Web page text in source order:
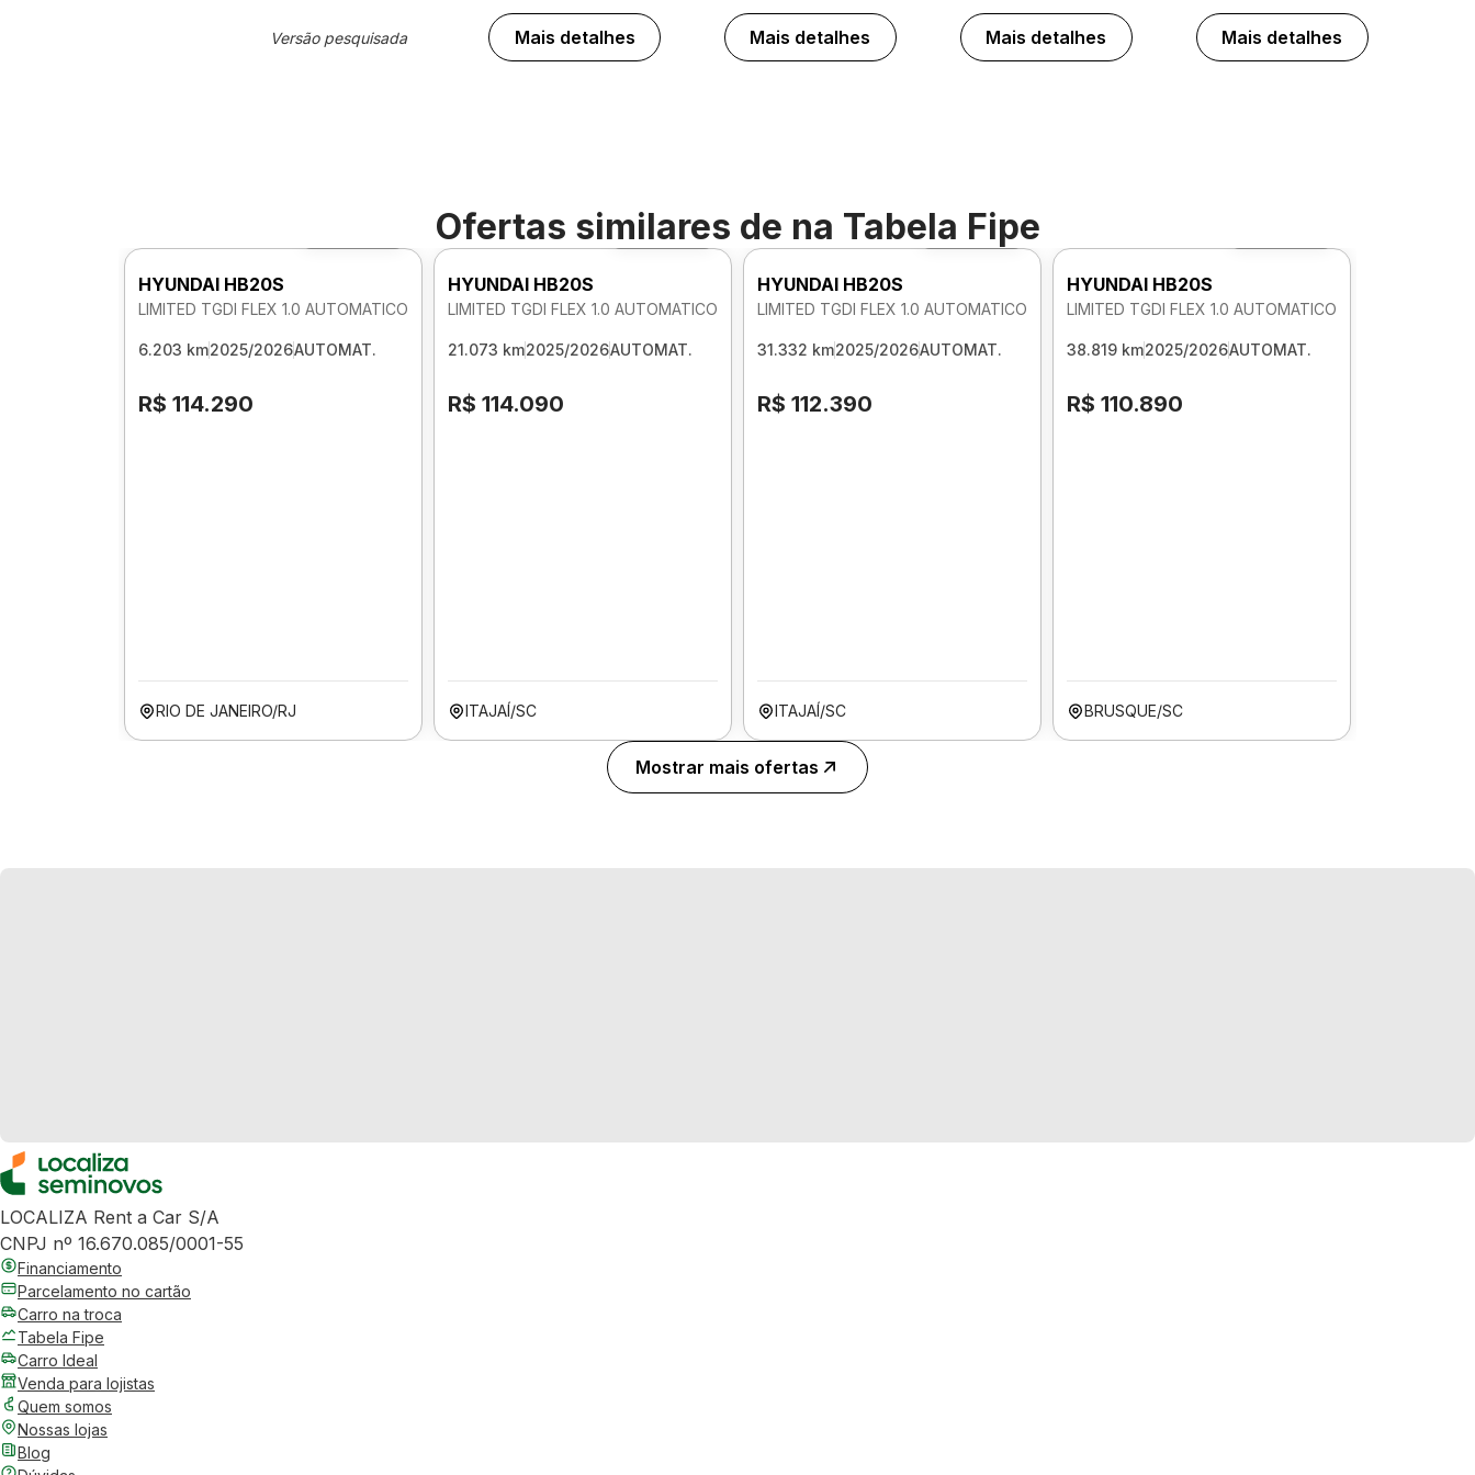
Versão pesquisada Mais detalhes Mais detalhes Mais detalhes Mais detalhes
Ofertas similares de na Tabela Fipe
HYUNDAI HB20S
LIMITED TGDI FLEX 1.0 AUTOMATICO
6.203 km2025/2026AUTOMAT.
R$ 114.290
RIO DE JANEIRO/RJ
Foto 360º
HYUNDAI HB20S
LIMITED TGDI FLEX 1.0 AUTOMATICO
21.073 km2025/2026AUTOMAT.
R$ 114.090
ITAJAÍ/SC
Foto 360º
HYUNDAI HB20S
LIMITED TGDI FLEX 1.0 AUTOMATICO
31.332 km2025/2026AUTOMAT.
R$ 112.390
ITAJAÍ/SC
HYUNDAI HB20S
LIMITED TGDI FLEX 1.0 AUTOMATICO
38.819 km2025/2026AUTOMAT.
R$ 110.890
BRUSQUE/SC
Mostrar mais ofertas
LOCALIZA Rent a Car S/A
CNPJ nº 16.670.085/0001-55
Financiamento
Parcelamento no cartão
Carro na troca
Tabela Fipe
Carro Ideal
Venda para lojistas
Quem somos
Nossas lojas
Blog